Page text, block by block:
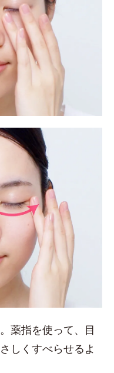
薬指を使って、目
しくすべらせるよ